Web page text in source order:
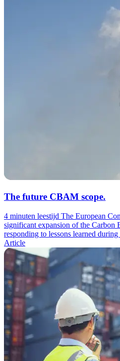
The future CBAM scope.
4 minuten leestijd The European
significant expansion of the Carbon
responding to lessons learned
Article